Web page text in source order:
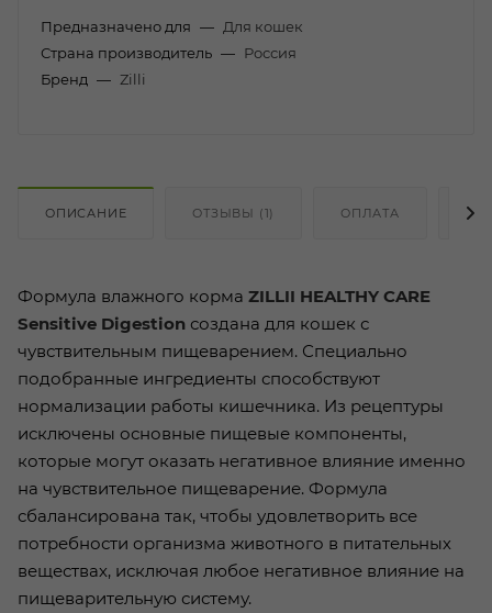
Предназначено для — Для кошек
Страна производитель — Россия
Бренд — Zilli
ОПИСАНИЕ ОТЗЫВЫ (1) ОПЛАТА
Формула влажного корма ZILLII HEALTHY CARE
Sensitive Digestion создана для кошек с
чувствительным пищеварением. Специально
подобранные ингредиенты способствуют
нормализации работы кишечника. Из рецептуры
исключены основные пищевые компоненты,
которые могут оказать негативное влияние именно
на чувствительное пищеварение. Формула
сбалансирована так, чтобы удовлетворить все
потребности организма животного в питательных
веществах, исключая любое негативное влияние на
пищеварительную систему.